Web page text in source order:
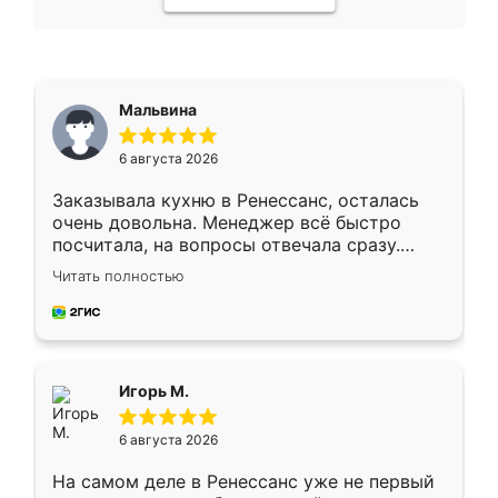
Мальвина
6 августа 2026
Заказывала кухню в Ренессанс, осталась
очень довольна. Менеджер всё быстро
посчитала, на вопросы отвечала сразу.
Замерщик приехал в субботу, подошёл к
делу со всей ответственностью. Собрали
за день, ребята работали аккуратно, даже
Читать полностью
Игорь М.
6 августа 2026
На самом деле в Ренессанс уже не первый